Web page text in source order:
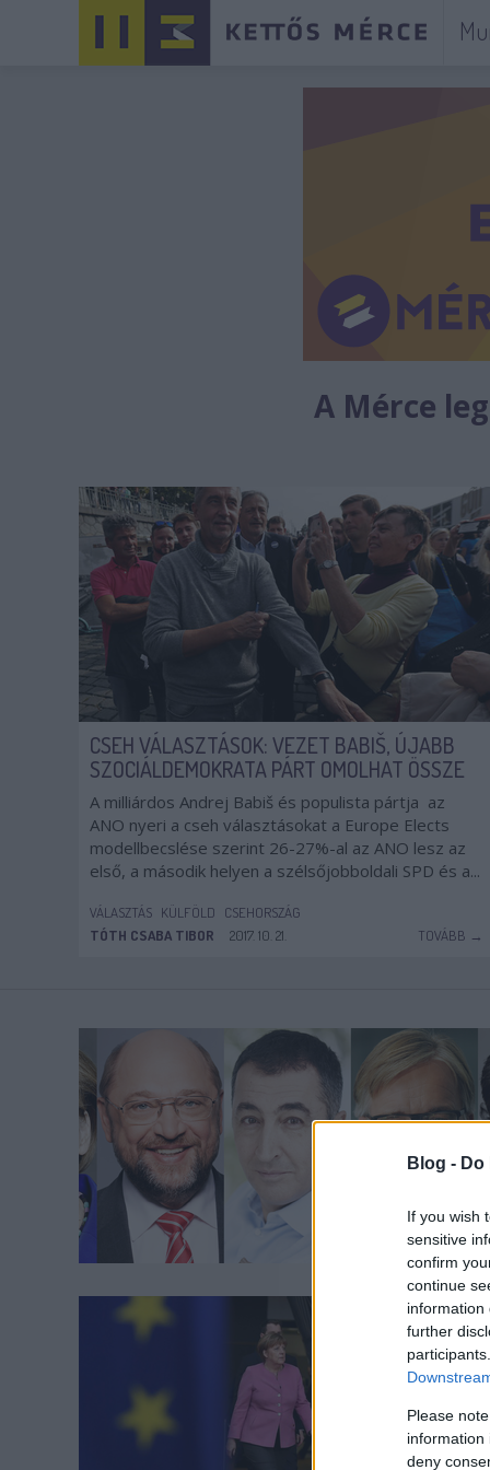
Blog -
If you wish
sensitive
confirm
continue
information
further
Please
information
deny
A Mérce
CSEH VÁLASZTÁSOK: VEZET BABIŠ, ÚJABB
SZOCIÁLDEMOKRATA PÁRT OMOLHAT ÖSSZE
A milliárdos Andrej Babiš és populista pártja az
ANO nyeri a cseh választásokat a Europe Elects
modellbecslése szerint 26-27%-al az ANO lesz az
első, a második helyen a szélsőjobboldali SPD és a...
VÁLASZTÁS KÜLFÖLD
CSEHORSZÁG
TÓTH CSABA TIBOR
2017. 10. 21. TOVÁBB →